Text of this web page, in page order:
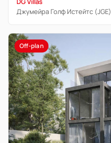
Джумейра Голф Истейтс (JGE)
Off-plan